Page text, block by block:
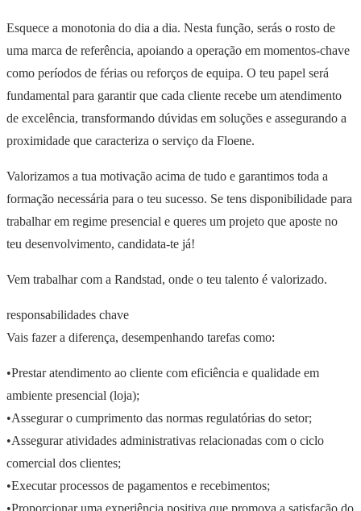
Esquece a monotonia do dia a dia. Nesta função, serás o rosto de
uma marca de referência, apoiando a operação em momentos-chave
como períodos de férias ou reforços de equipa. O teu papel será
fundamental para garantir que cada cliente recebe um atendimento
de excelência, transformando dúvidas em soluções e assegurando a
proximidade que caracteriza o serviço da Floene.
Valorizamos a tua motivação acima de tudo e garantimos toda a
formação necessária para o teu sucesso. Se tens disponibilidade para
trabalhar em regime presencial e queres um projeto que aposte no
teu desenvolvimento, candidata-te já!
Vem trabalhar com a Randstad, onde o teu talento é valorizado.
responsabilidades chave
Vais fazer a diferença, desempenhando tarefas como:
•Prestar atendimento ao cliente com eficiência e qualidade em
ambiente presencial (loja);
•Assegurar o cumprimento das normas regulatórias do setor;
•Assegurar atividades administrativas relacionadas com o ciclo
comercial dos clientes;
•Executar processos de pagamentos e recebimentos;
•Proporcionar uma experiência positiva que promova a satisfação do